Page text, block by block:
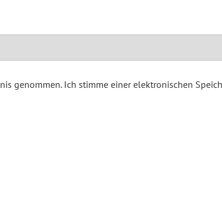
genommen. Ich stimme einer elektronischen